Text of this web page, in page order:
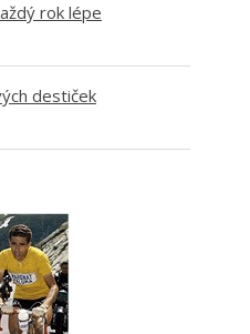
rok lépe
destiček